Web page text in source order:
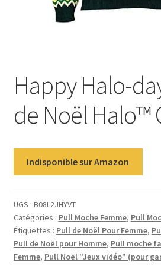
Happy Halo-
de Noël Halo™
Indisponible sur Amazon
UGS : B08L2JHYVT
Catégories : Pull Moche Femme, Pull
Étiquettes : Pull de Noël Pour Femme,
Pull de Noël pour Homme, Pull moche
Femme, Pull Noël "Jeux vidéo" (pour